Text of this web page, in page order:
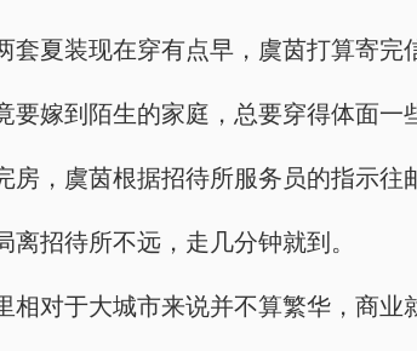
套夏装现在穿有点早，虞茵打算寄
要嫁到陌生的家庭，总要穿得体面一
房，虞茵根据招待所服务员的指示往
离招待所不远，走几分钟就到。
相对于大城市来说并不算繁华，商